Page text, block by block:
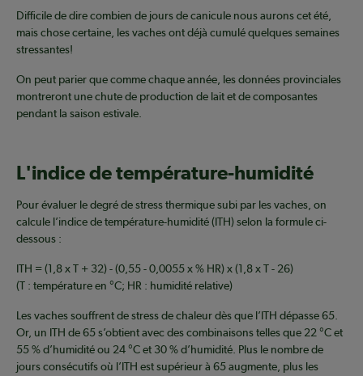
Difficile de dire combien de jours de canicule nous aurons cet été,
mais chose certaine, les vaches ont déjà cumulé quelques semaines
stressantes!
On peut parier que comme chaque année, les données provinciales
montreront une chute de production de lait et de composantes
pendant la saison estivale.
L'indice de température-humidité
Pour évaluer le degré de stress thermique subi par les vaches, on
calcule l’indice de température-humidité (ITH) selon la formule ci-
dessous :
ITH = (1,8 x T + 32) - (0,55 - 0,0055 x % HR) x (1,8 x T - 26)
(T : température en °C; HR : humidité relative)
Les vaches souffrent de stress de chaleur dès que l’ITH dépasse 65.
Or, un ITH de 65 s’obtient avec des combinaisons telles que 22 °C et
55 % d’humidité ou 24 °C et 30 % d’humidité. Plus le nombre de
jours consécutifs où l’ITH est supérieur à 65 augmente, plus les